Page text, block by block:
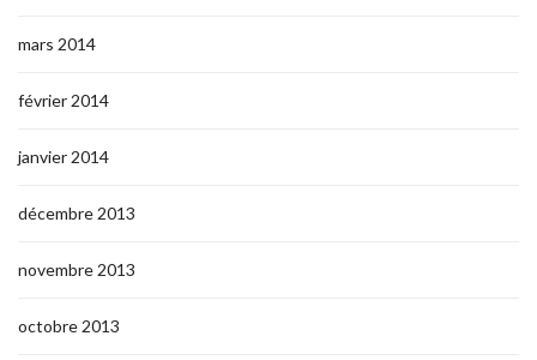
mars 2014
février 2014
janvier 2014
décembre 2013
novembre 2013
octobre 2013